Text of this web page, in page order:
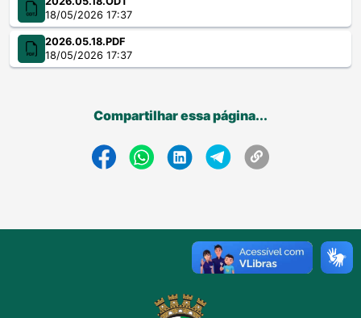
18/05/2026 17:37
2026.05.18.PDF
18/05/2026 17:37
Compartilhar essa página...